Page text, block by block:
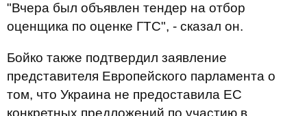
"Вчера был объявлен тендер на отбор
оценщика по оценке ГТС", - сказал он.
Бойко также подтвердил заявление
представителя Европейского парламента о
том, что Украина не предоставила ЕС
конкретных предложений по участию в